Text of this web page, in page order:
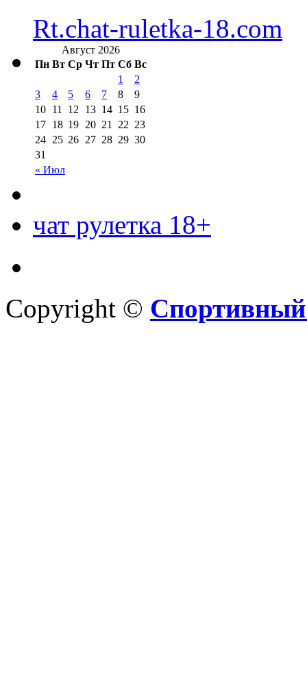
Rt.chat-ruletka-18.com
Август 2026
Пн Вт Ср Чт Пт Сб Вс
« Июл
1
2
3
4 5 6 7 8
9
10 11 12 13 14 15 16
17 18 19 20 21 22 23
24 25 26 27 28 29 30
31
чат рулетка 18+
Copyright © Спортивный